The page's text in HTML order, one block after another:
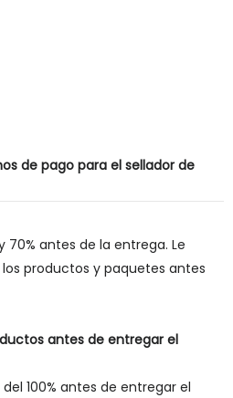
de pago para el sellador de
70% antes de la entrega. Le
productos y paquetes antes
antes de entregar el
100% antes de entregar el